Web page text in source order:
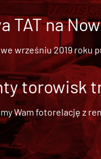
TAT na
wrześniu 2019 roku
torowisk
Wam fotorelację z